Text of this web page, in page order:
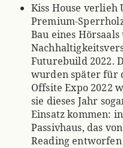
Kiss House verlieh
Premium-
Bau eines
Futurebuild 2022.
wurden später für
Offsite Expo 2022
sie dieses Jahr
Einsatz kommen:
Passivhaus, das
Reading